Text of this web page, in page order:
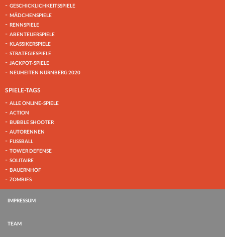
GESCHICKLICHKEITSSPIELE
MÄDCHENSPIELE
RENNSPIELE
ABENTEUERSPIELE
KLASSIKERSPIELE
STRATEGIESPIELE
JACKPOT-SPIELE
NEUHEITEN NÜRNBERG 2020
SPIELE-TAGS
ALLE ONLINE-SPIELE
ACTION
BUBBLE SHOOTER
AUTORENNEN
FUSSBALL
TOWER DEFENSE
SOLITAIRE
BAUERNHOF
ZOMBIES
IMPRESSUM
TEAM